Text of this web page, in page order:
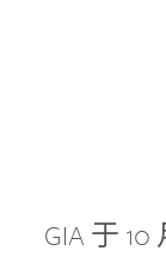
GIA 于